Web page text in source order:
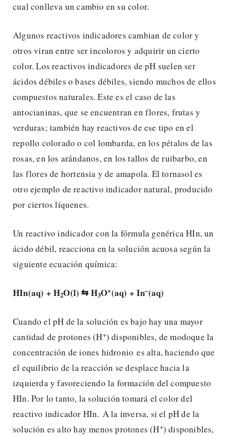
cual conlleva un cambio en su color.
Algunos reactivos indicadores cambian de color y
otros viran entre ser incoloros y adquirir un cierto
color. Los reactivos indicadores de pH suelen ser
ácidos débiles o bases débiles, siendo muchos de ellos
compuestos naturales. Este es el caso de las
antocianinas, que se encuentran en flores, frutas y
verduras; también hay reactivos de ese tipo en el
repollo colorado o col lombarda, en los pétalos de las
rosas, en los arándanos, en los tallos de ruibarbo, en
las flores de hortensia y de amapola. El tornasol es
otro ejemplo de reactivo indicador natural, producido
por ciertos líquenes.
Un reactivo indicador con la fórmula genérica HIn, un
ácido débil, reacciona en la solución acuosa según la
siguiente ecuación química:
HIn(aq) + H2O(l) ⇆ H3O+(aq) + In–(aq)
Cuando el pH de la solución es bajo hay una mayor
cantidad de protones (H+) disponibles, de modoque la
concentración de iones hidronio es alta, haciendo que
el equilibrio de la reacción se desplace hacia la
izquierda y favoreciendo la formación del compuesto
HIn. Por lo tanto, la solución tomará el color del
reactivo indicador HIn. A la inversa, si el pH de la
solución es alto hay menos protones (H+) disponibles,